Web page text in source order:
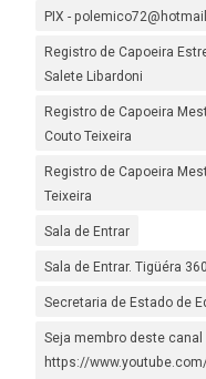
PIX -
Registro de Capoeira
Salete Libardoni
Registro de Capoeira
Couto Teixeira
Registro de Capoeira
Teixeira
Sala de Entrar
Sala de Entrar. Tigüéra
Secretaria de Estado de
Seja membro deste
https://